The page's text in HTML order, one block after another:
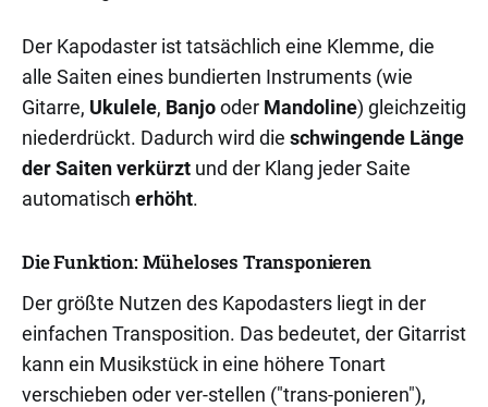
Der Kapodaster ist tatsächlich eine Klemme, die
alle Saiten eines bundierten Instruments (wie
Gitarre, Ukulele, Banjooder Mandoline) gleichzeitig
niederdrückt. Dadurch wird die schwingende Länge
der Saiten verkürzt und der Klang jeder Saite
automatisch erhöht.
Die Funktion: Müheloses Transponieren
Der größte Nutzen des Kapodasters liegt in der
einfachen Transposition. Das bedeutet, der Gitarrist
kann ein Musikstück in eine höhere Tonart
verschieben oder ver-stellen ("trans-ponieren"),